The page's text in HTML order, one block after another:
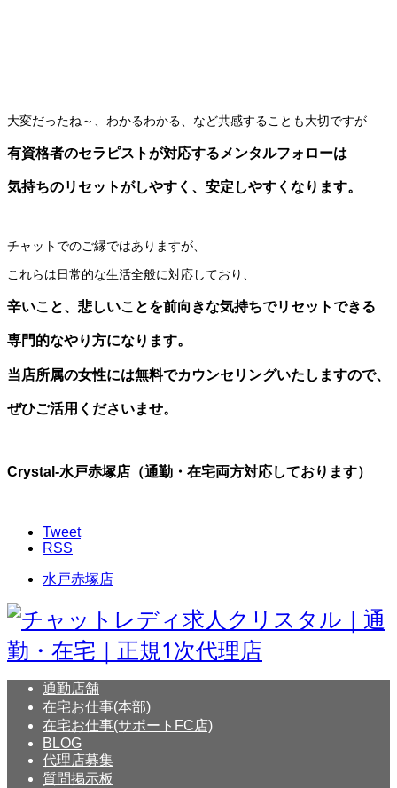
大変だったね～、わかるわかる、など共感することも大切ですが
有資格者のセラピストが対応するメンタルフォローは
気持ちのリセットがしやすく、安定しやすくなります。
チャットでのご縁ではありますが、
これらは日常的な生活全般に対応しており、
辛いこと、悲しいことを前向きな気持ちでリセットできる
専門的なやり方になります。
当店所属の女性には無料でカウンセリングいたしますので、
ぜひご活用くださいませ。
Crystal-水戸赤塚店（通勤・在宅両方対応しております）
Tweet
RSS
水戸赤塚店
通勤店舗
在宅お仕事(本部)
在宅お仕事(サポートFC店)
BLOG
代理店募集
質問掲示板